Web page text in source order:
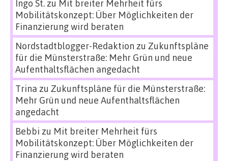
Ingo St.zu Mit breiter Mehrheit fürs
Mobilitätskonzept: Über Möglichkeiten der
Finanzierung wird beraten
Nordstadtblogger-Redaktion zu Zukunftspläne
für die Münsterstraße: Mehr Grün und neue
Aufenthaltsflächen angedacht
Trina zu Zukunftspläne für die Münsterstraße:
Mehr Grün und neue Aufenthaltsflächen
angedacht
Bebbi zu Mit breiter Mehrheit fürs
Mobilitätskonzept: Über Möglichkeiten der
Finanzierung wird beraten